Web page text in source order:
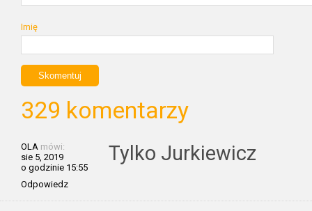
Imię
329 komentarzy
OLA mówi:
sie 5, 2019
o godzinie 15:55
Odpowiedz
Tylko Jurkiewicz